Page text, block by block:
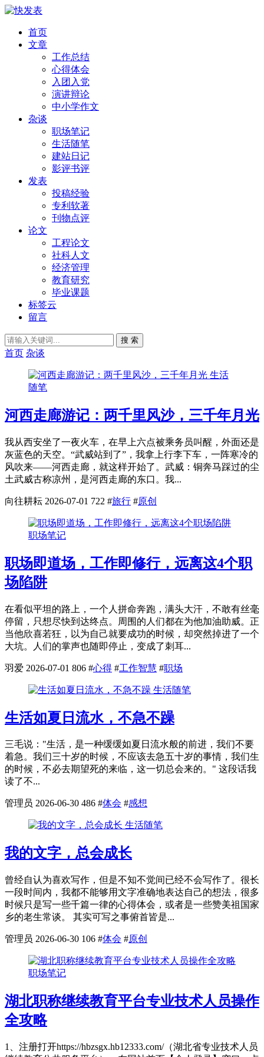
首页
文章
工作总结
心得体会
入团入党
演讲辩论
中小学作文
杂谈
职场笔记
生活随笔
建站日记
影评书评
发表
投稿经验
专利软著
刊物点评
论文
工程论文
社科人文
经济管理
教育研究
毕业课题
标签云
留言
搜 索
首页 杂谈
生活
随笔
河西走廊游记：两千里风沙，三千年月光
我从西安坐了一夜火车，在早上六点被乘务员叫醒，外面还是
灰蓝色的天空。“武威站到了”，我拿上行李下车，一阵寒冷的
风吹来——河西走廊，就这样开始了。武威：铜奔马踩过的尘
土武威古称凉州，是河西走廊的东口。我...
向往耕耘 2026-07-01 722 #旅行 #原创
职场笔记
职场即道场，工作即修行，远离这4个职
场陷阱
在看似平坦的路上，一个人拼命奔跑，满头大汗，不敢有丝毫
停留，只想尽快到达终点。周围的人们都在为他加油助威。正
当他欣喜若狂，以为自己就要成功的时候，却突然掉进了一个
大坑。人们的掌声也随即停止，变成了刺耳...
羽爱 2026-07-01 806 #心得 #工作智慧 #职场
生活随笔
生活如夏日流水，不急不躁
三毛说："生活，是一种缓缓如夏日流水般的前进，我们不要
着急。我们三十岁的时候，不应该去急五十岁的事情，我们生
的时候，不必去期望死的来临，这一切总会来的。" 这段话我
读了不...
管理员 2026-06-30 486 #体会 #感想
生活随笔
我的文字，总会成长
曾经自认为喜欢写作，但是不知不觉间已经不会写作了。很长
一段时间内，我都不能够用文字准确地表达自己的想法，很多
时候只是写一些千篇一律的心得体会，或者是一些赞美祖国家
乡的老生常谈。 其实可写之事俯首皆是...
管理员 2026-06-30 106 #体会 #原创
职场笔记
湖北职称继续教育平台专业技术人员操作
全攻略
1、注册打开https://hbzsgx.hb12333.com/（湖北省专业技术人员